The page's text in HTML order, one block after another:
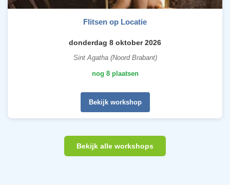
Flitsen op Locatie
donderdag 8 oktober 2026
Sint Agatha (Noord Brabant)
nog 8 plaatsen
Bekijk workshop
Bekijk alle workshops